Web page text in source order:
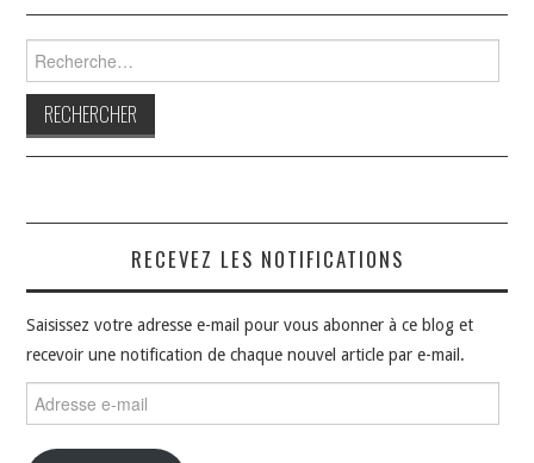
RECEVEZ LES NOTIFICATIONS
Saisissez votre adresse e-mail pour vous abonner à ce blog et
recevoir une notification de chaque nouvel article par e-mail.
e-